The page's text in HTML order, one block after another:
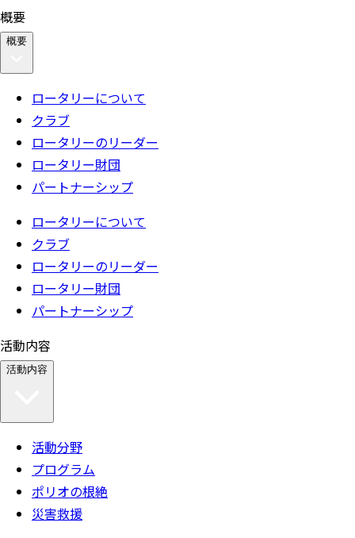
概要
概要
ロータリーについて
クラブ
ロータリーのリーダー
ロータリー財団
パートナーシップ
ロータリーについて
クラブ
ロータリーのリーダー
ロータリー財団
パートナーシップ
活動内容
活動内容
活動分野
プログラム
ポリオの根絶
災害救援